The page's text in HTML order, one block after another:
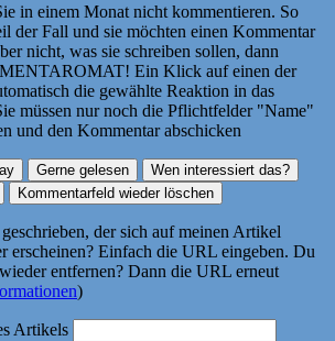
in einem Monat nicht kommentieren. So
der Fall und sie möchten einen Kommentar
nicht, was sie schreiben sollen, dann
Ein Klick auf einen der
die gewählte Reaktion in das
müssen nur noch die Pflichtfelder "Name"
und den Kommentar abschicken
der sich auf meinen Artikel
erscheinen? Einfach die URL eingeben. Du
entfernen? Dann die URL erneut
)
Artikels